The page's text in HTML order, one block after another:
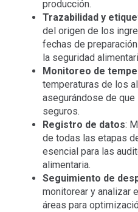
producción.
Trazabilidad y
del origen de los
fechas de
la seguridad
Monitoreo de
temperaturas de los
asegurándose de
seguros.
Registro de datos:
de todas las etapas
esencial para las
alimentaria.
Seguimiento de
monitorear y analizar
áreas para